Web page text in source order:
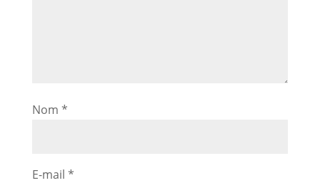
Nom *
E-mail *